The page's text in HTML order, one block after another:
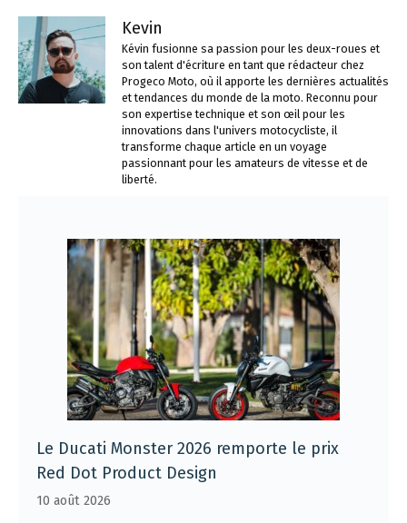
Kevin
Kévin fusionne sa passion pour les deux-roues et
son talent d'écriture en tant que rédacteur chez
Progeco Moto, où il apporte les dernières actualités
et tendances du monde de la moto. Reconnu pour
son expertise technique et son œil pour les
innovations dans l'univers motocycliste, il
transforme chaque article en un voyage
passionnant pour les amateurs de vitesse et de
liberté.
Le Ducati Monster 2026 remporte le prix
Red Dot Product Design
10 août 2026